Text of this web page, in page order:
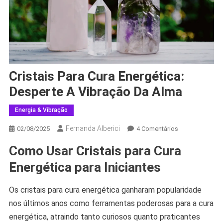
Cristais Para Cura Energética:
Desperte A Vibração Da Alma
Energia & Vibração
02/08/2025 Fernanda Alberici 4 ComentáriosEm
Para
Desperte
Vibração
Da
Como Usar Cristais para Cura
Energética para Iniciantes
Os cristais para cura energética ganharam popularidade
nos últimos anos como ferramentas poderosas para a cura
energética, atraindo tanto curiosos quanto praticantes